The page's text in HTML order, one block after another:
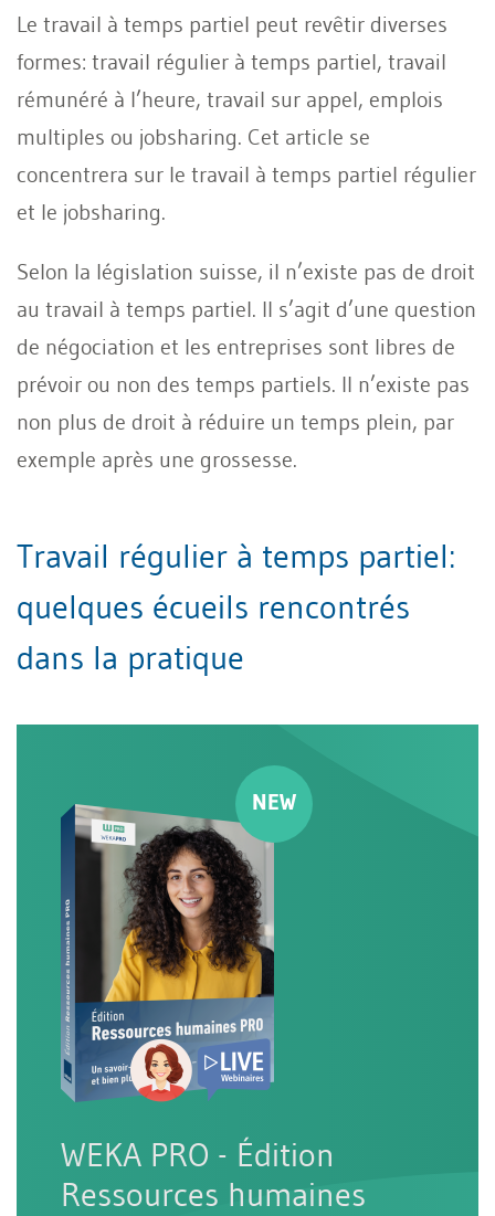
Le travail à temps partiel peut revêtir diverses
formes: travail régulier à temps partiel, travail
rémunéré à l’heure, travail sur appel, emplois
multiples ou jobsharing. Cet article se
concentrera sur le travail à temps partiel régulier
et le jobsharing.
Selon la législation suisse, il n’existe pas de droit
au travail à temps partiel. Il s’agit d’une question
de négociation et les entreprises sont libres de
prévoir ou non des temps partiels. Il n’existe pas
non plus de droit à réduire un temps plein, par
exemple après une grossesse.
Travail régulier à temps partiel:
quelques écueils rencontrés
dans la pratique
WEKA PRO - Édition
Ressources humaines